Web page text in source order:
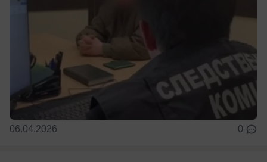
06.04.2026 0